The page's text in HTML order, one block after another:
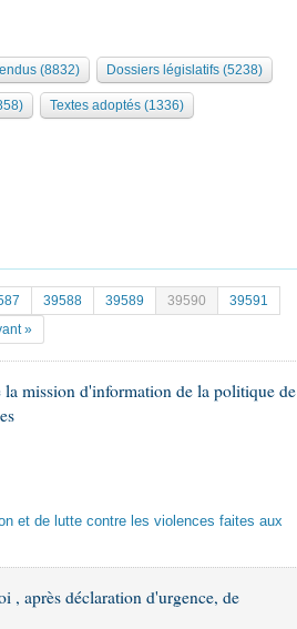
(8832) Dossiers législatifs (5238)
Textes adoptés (1336)
39588 39589 39590
39591
»
mission d'information de la politique de
et de lutte contre les violences faites aux
, après déclaration d'urgence, de